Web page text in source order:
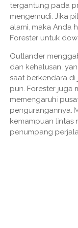
tergantung pada
mengemudi. Jika
alami, maka Anda
Forester untuk
Outlander
dan kehalusan,
saat berkendara
pun. Forester juga
memengaruhi
pengurangannya.
kemampuan lintas
penumpang